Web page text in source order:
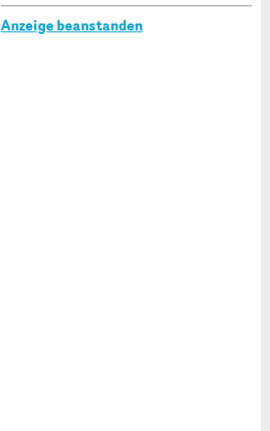
Anzeige beanstanden